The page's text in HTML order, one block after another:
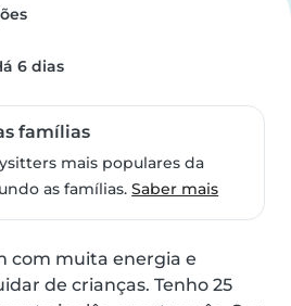
6 dias
famílias
mais populares da
as famílias.Saber mais
com muita energia e
de crianças. Tenho 25